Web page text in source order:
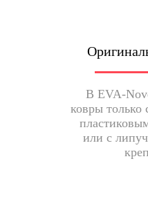
В EVA-
ковры только
или с